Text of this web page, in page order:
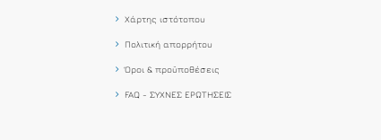
Χάρτης ιστότοπου
Πολιτική απορρήτου
Όροι & προϋποθέσεις
FAQ - ΣΥΧΝΕΣ ΕΡΩΤΗΣΕΙΣ